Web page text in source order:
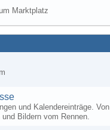
Marktplatz
und Kalendereinträge. Von
Bildern vom Rennen.